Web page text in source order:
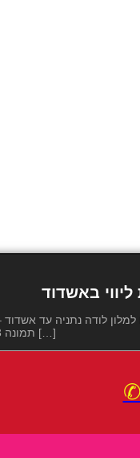
באשדוד
תמונה 3 לודה נתניה עד אשדוד – תמונה 4 לודה נתניה עד אשדוד – תמונה 5 […]